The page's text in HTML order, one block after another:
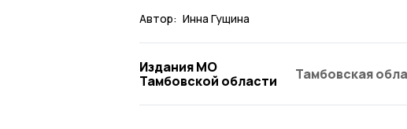
Автор: Инна Гущина
Издания МО
Тамбовской области
Тамбовская